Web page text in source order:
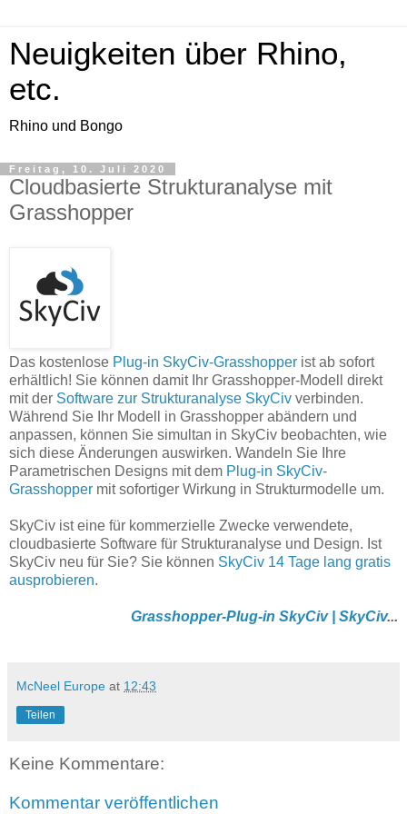
Neuigkeiten über Rhino,
etc.
Rhino und Bongo
Freitag, 10. Juli 2020
Cloudbasierte Strukturanalyse mit
Grasshopper
Das kostenlose Plug-in SkyCiv-Grasshopper ist ab sofort
erhältlich! Sie können damit Ihr Grasshopper-Modell direkt
mit der Software zur Strukturanalyse SkyCiv verbinden.
Während Sie Ihr Modell in Grasshopper abändern und
anpassen, können Sie simultan in SkyCiv beobachten, wie
sich diese Änderungen auswirken. Wandeln Sie Ihre
Parametrischen Designs mit dem Plug-in SkyCiv-
Grasshopper mit sofortiger Wirkung in Strukturmodelle um.
SkyCiv ist eine für kommerzielle Zwecke verwendete,
cloudbasierte Software für Strukturanalyse und Design. Ist
SkyCiv neu für Sie? Sie können SkyCiv 14 Tage lang gratis
ausprobieren.
Grasshopper-Plug-in SkyCiv | SkyCiv...
McNeel Europe at 12:43
Teilen
Keine Kommentare:
Kommentar veröffentlichen